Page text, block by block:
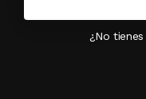
¿No